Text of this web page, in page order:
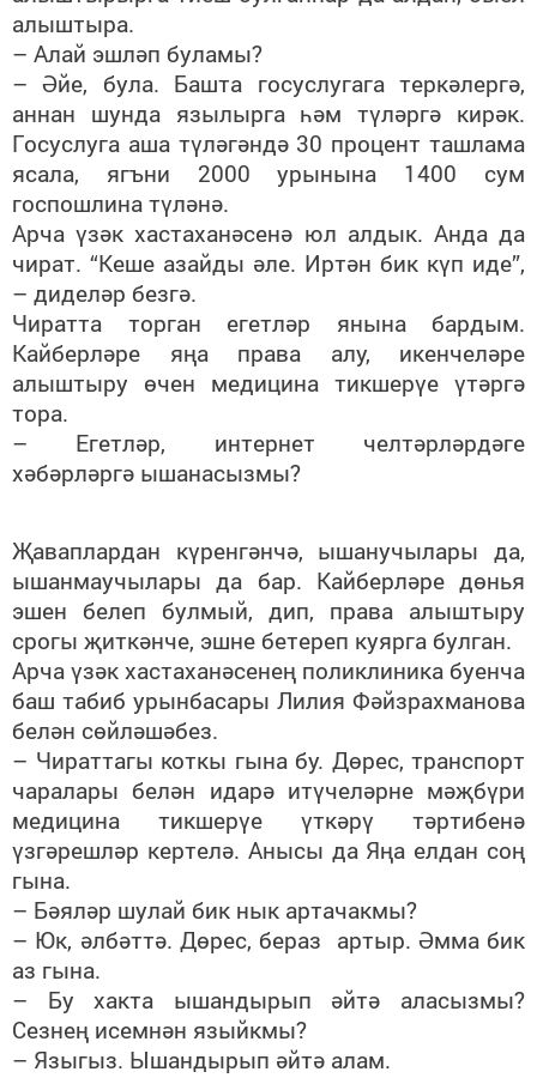
алыштыра.
– Алай эшләп буламы?
– Әйе, була. Башта госуслугага теркәлергә,
аннан шунда язылырга һәм түләргә кирәк.
Госуслуга аша түләгәндә 30 процент ташлама
ясала, ягъни 2000 урынына 1400 сум
госпошлина түләнә.
Арча үзәк хастаханәсенә юл алдык. Анда да
чират. “Кеше азайды әле. Иртән бик күп иде”,
– диделәр безгә.
Чиратта торган егетләр янына бардым.
Кайберләре яңа права алу, икенчеләре
алыштыру өчен медицина тикшерүе үтәргә
тора.
– Егетләр, интернет челтәрләрдәге
хәбәрләргә ышанасызмы?
Җаваплардан күренгәнчә, ышанучылары да,
ышанмаучылары да бар. Кайберләре дөнья
эшен белеп булмый, дип, права алыштыру
срогы җиткәнче, эшне бетереп куярга булган.
Арча үзәк хастаханәсенең поликлиника буенча
баш табиб урынбасары Лилия Фәйзрахманова
белән сөйләшәбез.
– Чираттагы коткы гына бу. Дөрес, транспорт
чаралары белән идарә итүчеләрне мәҗбүри
медицина тикшерүе үткәрү тәртибенә
үзгәрешләр кертелә. Анысы да Яңа елдан соң
гына.
– Бәяләр шулай бик нык артачакмы?
– Юк, әлбәттә. Дөрес, бераз артыр. Әмма бик
аз гына.
– Бу хакта ышандырып әйтә аласызмы?
Сезнең исемнән языйкмы?
– Языгыз. Ышандырып әйтә алам.